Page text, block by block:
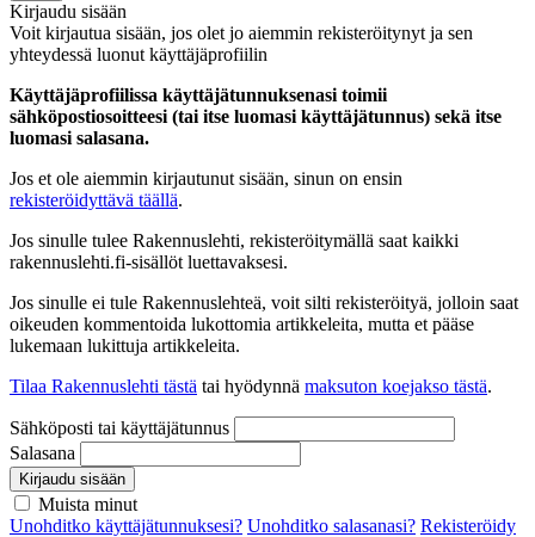
Kirjaudu sisään
Voit kirjautua sisään, jos olet jo aiemmin rekisteröitynyt ja sen
yhteydessä luonut käyttäjäprofiilin
Käyttäjäprofiilissa käyttäjätunnuksenasi toimii
sähköpostiosoitteesi (tai itse luomasi käyttäjätunnus) sekä itse
luomasi salasana.
Jos et ole aiemmin kirjautunut sisään, sinun on ensin
rekisteröidyttävä täällä.
Jos sinulle tulee Rakennuslehti, rekisteröitymällä saat kaikki
rakennuslehti.fi-sisällöt luettavaksesi.
Jos sinulle ei tule Rakennuslehteä, voit silti rekisteröityä, jolloin saat
oikeuden kommentoida lukottomia artikkeleita, mutta et pääse
lukemaan lukittuja artikkeleita.
Tilaa Rakennuslehti tästä tai hyödynnä maksuton koejakso tästä.
Sähköposti tai käyttäjätunnus
Salasana
Kirjaudu sisään
Muista minut
Unohditko käyttäjätunnuksesi? Unohditko salasanasi? Rekisteröidy